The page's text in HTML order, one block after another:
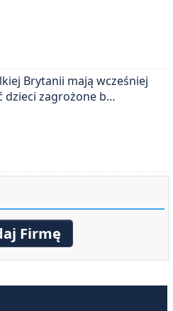
Brytanii mają wcześniej
dzieci zagrożone b…
Firmę